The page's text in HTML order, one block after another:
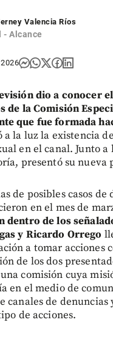
Valencia Ríos
- Alcance
dio a conocer
de la Comisión
que fue formada
a la luz la existencia
en el canal. Junto a
presentó su nueva
de posibles casos de
en el mes de
dentro de los
y Ricardo Orrego
a tomar acciones
de los dos
comisión cuya
en el medio de
canales de denuncias
de acciones.